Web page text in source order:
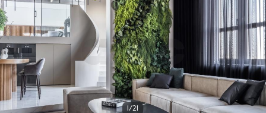
Избранное
0 объявлений
Сравнение
0 объявлений
Недвижимость Услуги
1/21